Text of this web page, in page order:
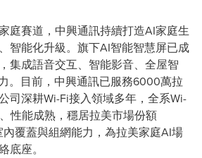
庭賽道，中興通訊持續打造AI家庭生
智能化升級。旗下AI智能智慧屏已成
集成語音交互、智能影音、全屋智
。目前，中興通訊已服務6000萬拉
司深耕Wi-Fi接入領域多年，全系Wi-
性能成熟，穩居拉美市場份額
覆蓋與組網能力，為拉美家庭AI場
底座。